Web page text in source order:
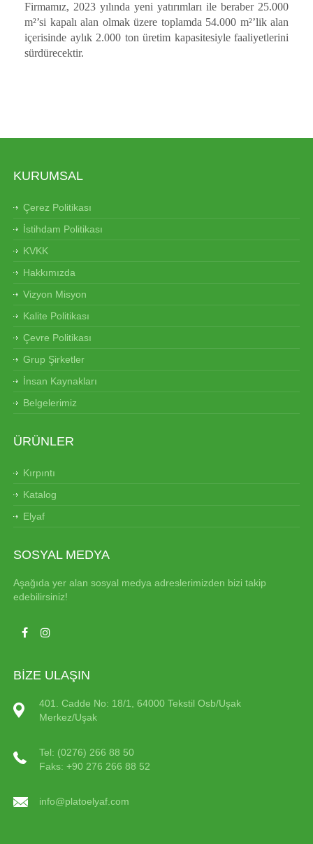
Firmamız, 2023 yılında yeni yatırımları ile beraber 25.000
m²’si kapalı alan olmak üzere toplamda 54.000 m²’lik alan
içerisinde aylık 2.000 ton üretim kapasitesiyle faaliyetlerini
sürdürecektir.
KURUMSAL
Çerez Politikası
İstihdam Politikası
KVKK
Hakkımızda
Vizyon Misyon
Kalite Politikası
Çevre Politikası
Grup Şirketler
İnsan Kaynakları
Belgelerimiz
ÜRÜNLER
Kırpıntı
Katalog
Elyaf
SOSYAL MEDYA
Aşağıda yer alan sosyal medya adreslerimizden bizi takip
edebilirsiniz!
BİZE ULAŞIN
401. Cadde No: 18/1, 64000 Tekstil Osb/Uşak
Merkez/Uşak
Tel: (0276) 266 88 50
Faks: +90 276 266 88 52
info@platoelyaf.com